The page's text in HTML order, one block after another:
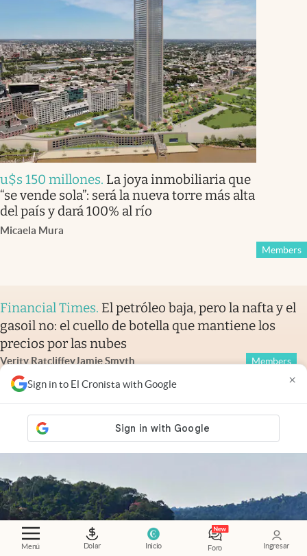
Menú Dolar Inicio Foro Ingresar
Sign in to El Cronista with Google ×
u$s 150 millones. La joya inmobiliaria que
“se vende sola”: será la nueva torre más alta
del país y dará 100% al río
Micaela Mura
Members
Financial Times. El petróleo baja, pero la nafta y el
gasoil no: el cuello de botella que mantiene los
precios por las nubes
Verity RatcliffeyJamie Smyth Members